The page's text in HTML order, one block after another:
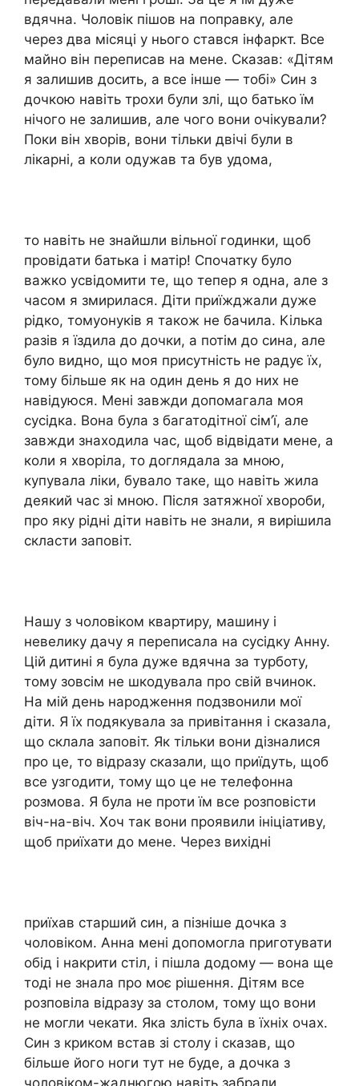
вдячна. Чоловік пішов на поправку, але
через два місяці у нього стався інфаркт. Все
майно він переписав на мене. Сказав: «Дітям
я залишив досить, a все інше — тобі» Син з
дочкою навіть трохи були злі, що батько їм
нічого не залишив, але чого вони очікували?
Поки він хворів, вони тільки двічі були в
лікарні, a коли одужав та був удома,
то навіть не знайшли вільної годинки, щоб
провідати батька і матір! Спочатку було
важко усвідомити те, що тепер я одна, але з
часом я змирилася. Діти приїжджали дуже
рідко, томуонуків я також не бачила. Кілька
разів я їздила до дочки, a потім до сина, але
було видно, що моя присутність не радує їх,
тому більше як на один день я до них не
навідуюся. Мені завжди допомагала моя
сусідка. Вона була з багатодітної сім’ї, але
завжди знаходила час, щоб відвідати мене, a
коли я хворіла, то доглядала за мною,
купувала ліки, бувало таке, що навіть жила
деякий час зі мною. Після затяжної хвороби,
про яку рідні діти навіть не знали, я вирішила
скласти заповіт.
Нашу з чоловіком квартиру, машину і
невелику дачу я переписала на сусідку Анну.
Цій дитині я була дуже вдячна за турботу,
тому зовсім не шкодувала про свій вчинок.
На мій день народження подзвонили мої
діти. Я їх подякувала за привітання і сказала,
що склала заповіт. Як тільки вони дізналися
про це, то відразу сказали, що приїдуть, щоб
все узгодити, тому що це не телефонна
розмова. Я була не проти їм все розповісти
віч-на-віч. Хоч так вони проявили ініціативу,
щоб приїхати до мене. Через вихідні
приїхав старший син, a пізніше дочка з
чоловіком. Анна мені допомогла приготувати
обід і накрити стіл, і пішла додому — вона ще
тоді не знала про моє рішення. Дітям все
розповіла відразу за столом, тому що вони
не могли чекати. Яка злість була в їхніх очах.
Син з криком встав зі столу і сказав, що
більше його ноги тут не буде, a дочка з
чоловіком-жаднюгою навіть забрали